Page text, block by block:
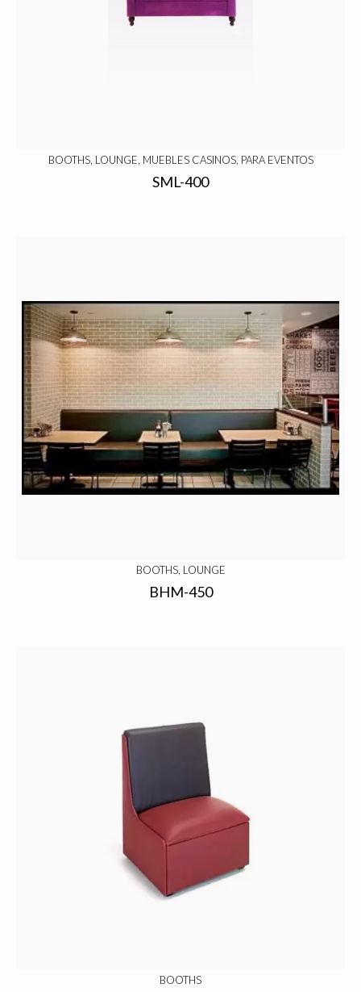
BOOTHS, LOUNGE, MUEBLES CASINOS, PARA EVENTOS
SML-400
BOOTHS, LOUNGE
BHM-450
BOOTHS